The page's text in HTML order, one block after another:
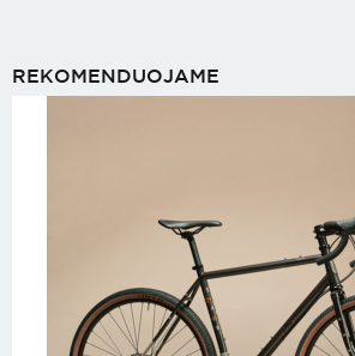
REKOMENDUOJAME